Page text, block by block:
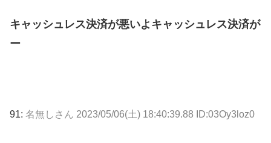
キャッシュレス決済が悪いよキャッシュレス決済が
ー
91: 名無しさん 2023/05/06(土) 18:40:39.88 ID:03Oy3loz0